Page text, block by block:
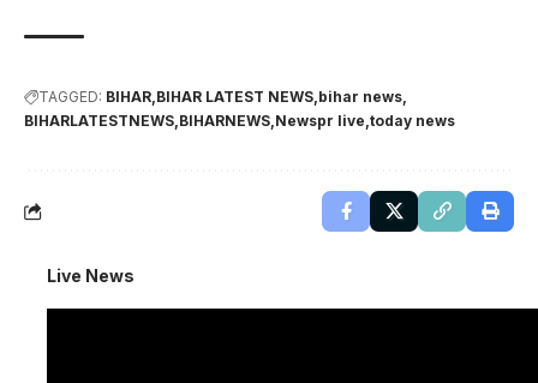
TAGGED: BIHAR BIHAR LATEST NEWS bihar news
BIHARLATESTNEWS BIHARNEWS Newspr live today news
Live News